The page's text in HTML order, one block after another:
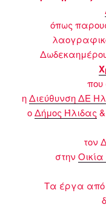
όπως
ηΔιεύθυνση ΔΕ
οΔήμος Ήλιδας
τον
στην
Τα έργα από